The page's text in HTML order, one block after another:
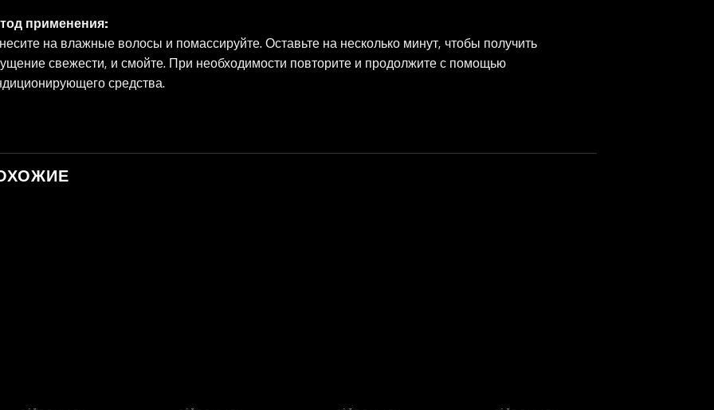
применения:
на влажные волосы и помассируйте. Оставьте на несколько минут, чтобы получить
свежести, и смойте. При необходимости повторите и продолжите с помощью
средства.